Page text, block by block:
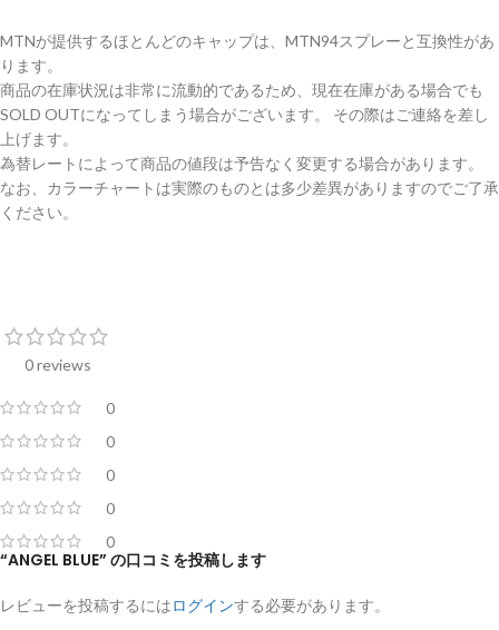
MTNが提供するほとんどのキャップは、MTN94スプレーと互換性があ
ります。
商品の在庫状況は非常に流動的であるため、現在在庫がある場合でも
SOLD OUTになってしまう場合がございます。 その際はご連絡を差し
上げます。
為替レートによって商品の値段は予告なく変更する場合があります。
なお、カラーチャートは実際のものとは多少差異がありますのでご了承
ください。
0 reviews
0
0
0
0
0
“ANGEL BLUE” の口コミを投稿します
レビューを投稿するにはログインする必要があります。